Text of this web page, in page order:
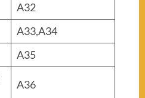
A32
A33,A34
A35
A36